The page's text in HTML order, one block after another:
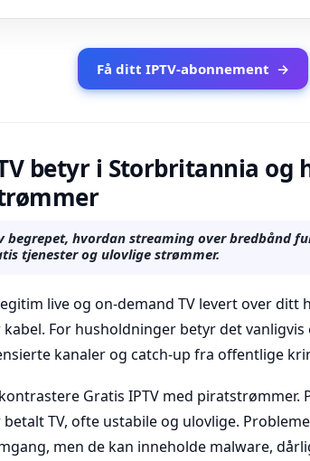
Få ditt IPTV-abonnement →
betyr i Storbritannia og
begrepet, hvordan streaming over bredbånd
tjenester og ulovlige strømmer.
live og on-demand TV levert over
For husholdninger betyr det
kanaler og catch-up fra offentlige
Gratis IPTV med
TV, ofte ustabile og ulovlige.
men de kan inneholde malware,